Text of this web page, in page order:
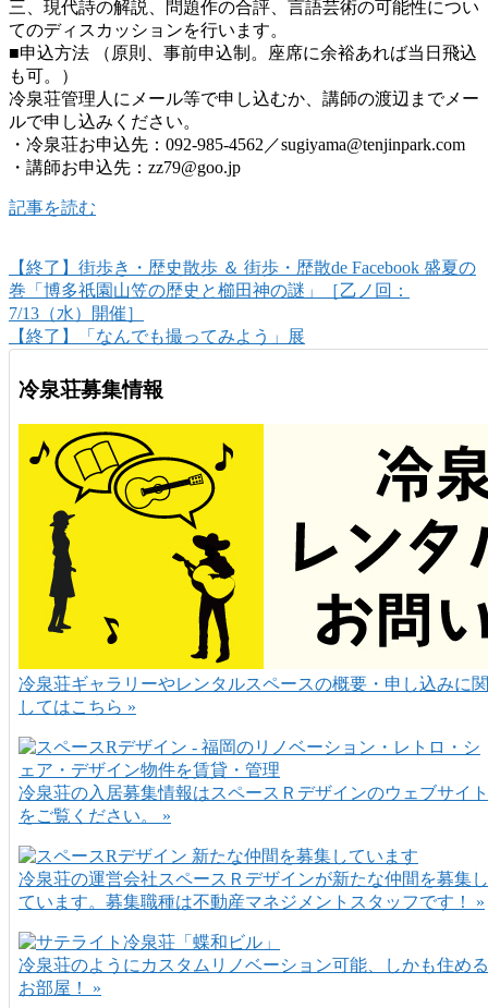
三、現代詩の解説、問題作の合評、言語芸術の可能性につい
てのディスカッションを行います。
■申込方法 （原則、事前申込制。座席に余裕あれば当日飛込
も可。）
冷泉荘管理人にメール等で申し込むか、講師の渡辺までメー
ルで申し込みください。
・冷泉荘お申込先：092-985-4562／sugiyama@tenjinpark.com
・講師お申込先：zz79@goo.jp
記事を読む
【終了】街歩き・歴史散歩 ＆ 街歩・歴散de Facebook 盛夏の
巻「博多祇園山笠の歴史と櫛田神の謎」［乙ノ回：
7/13（水）開催］
【終了】「なんでも撮ってみよう」展
冷泉荘募集情報
冷泉荘ギャラリーやレンタルスペースの概要・申し込みに関
してはこちら »
冷泉荘の入居募集情報はスペースＲデザインのウェブサイト
をご覧ください。 »
冷泉荘の運営会社スペースＲデザインが新たな仲間を募集し
ています。募集職種は不動産マネジメントスタッフです！ »
冷泉荘のようにカスタムリノベーション可能、しかも住める
お部屋！ »